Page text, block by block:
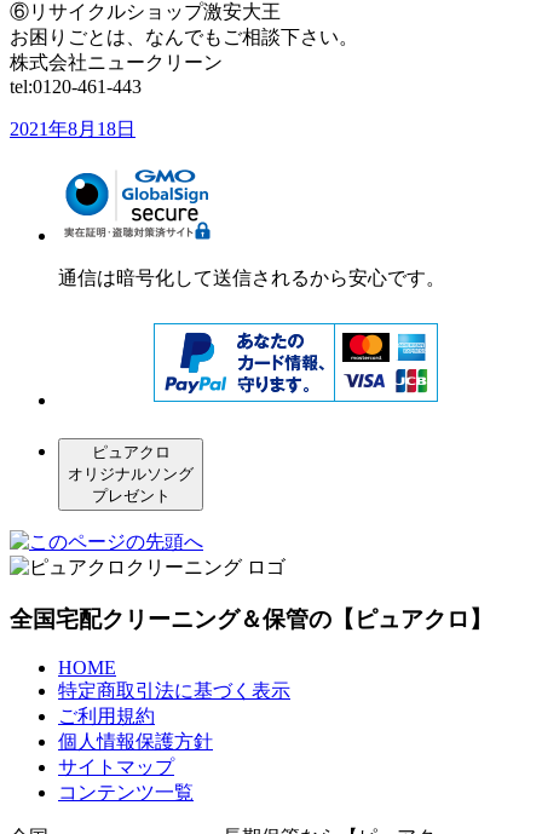
⑥リサイクルショップ激安大王
お困りごとは、なんでもご相談下さい。
株式会社ニュークリーン
tel:0120-461-443
投
2021年8月18日
通信は暗号化して送信されるから安心です。
ピュアクロ
オリジナルソング
プレゼント
全国宅配クリーニング＆保管の【ピュアクロ】
HOME
特定商取引法に基づく表示
ご利用規約
個人情報保護方針
サイトマップ
コンテンツ一覧